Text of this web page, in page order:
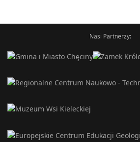
Nasi Partnerzy: